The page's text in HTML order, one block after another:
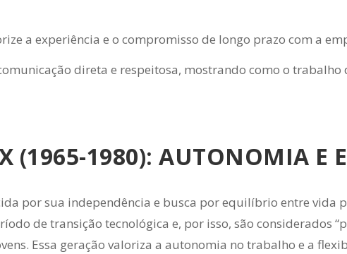
a experiência e o compromisso de longo prazo com a
direta e respeitosa, mostrando como o trabalho
(1965-1980): AUTONOMIA E
por sua independência e busca por equilíbrio entre vida
de transição tecnológica e, por isso, são considerados
Essa geração valoriza a autonomia no trabalho e a